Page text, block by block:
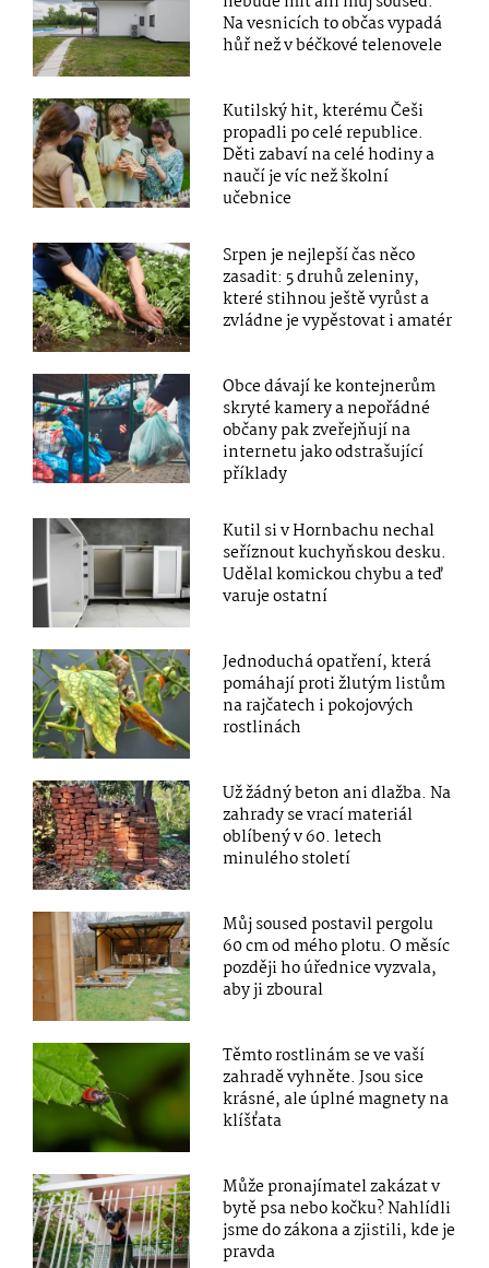
Na vesnicích to občas vypadá
hůř než v béčkové telenovele
Kutilský hit, kterému Češi
propadli po celé republice.
Děti zabaví na celé hodiny a
naučí je víc než školní
učebnice
Srpen je nejlepší čas něco
zasadit: 5 druhů zeleniny,
které stihnou ještě vyrůst a
zvládne je vypěstovat i amatér
Obce dávají ke kontejnerům
skryté kamery a nepořádné
občany pak zveřejňují na
internetu jako odstrašující
příklady
Kutil si v Hornbachu nechal
seříznout kuchyňskou desku.
Udělal komickou chybu a teď
varuje ostatní
Jednoduchá opatření, která
pomáhají proti žlutým listům
na rajčatech i pokojových
rostlinách
Už žádný beton ani dlažba. Na
zahrady se vrací materiál
oblíbený v 60. letech
minulého století
Můj soused postavil pergolu
60 cm od mého plotu. O měsíc
později ho úřednice vyzvala,
aby ji zboural
Těmto rostlinám se ve vaší
zahradě vyhněte. Jsou sice
krásné, ale úplné magnety na
klíšťata
Může pronajímatel zakázat v
bytě psa nebo kočku? Nahlídli
jsme do zákona a zjistili, kde je
pravda